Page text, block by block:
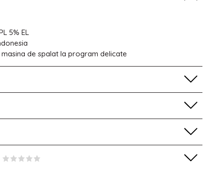
5% EL
de spalat la program delicate